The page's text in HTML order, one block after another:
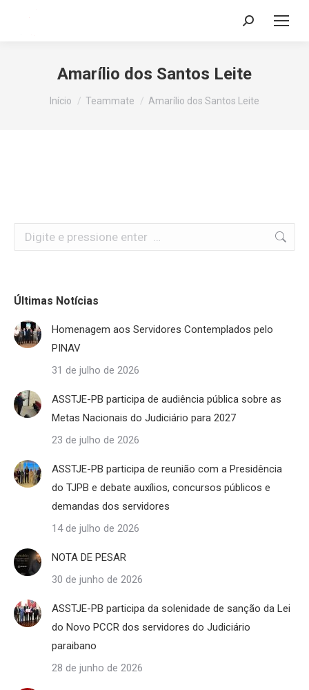
Search:
Amarílio dos Santos Leite
Você está aqui:
Início Teammate Amarílio dos Santos Leite
Search:
Últimas Notícias
Homenagem aos Servidores Contemplados pelo
PINAV
31 de julho de 2026
ASSTJE-PB participa de audiência pública sobre as
Metas Nacionais do Judiciário para 2027
23 de julho de 2026
ASSTJE-PB participa de reunião com a Presidência
do TJPB e debate auxílios, concursos públicos e
demandas dos servidores
14 de julho de 2026
NOTA DE PESAR
30 de junho de 2026
ASSTJE-PB participa da solenidade de sanção da Lei
do Novo PCCR dos servidores do Judiciário
paraibano
28 de junho de 2026